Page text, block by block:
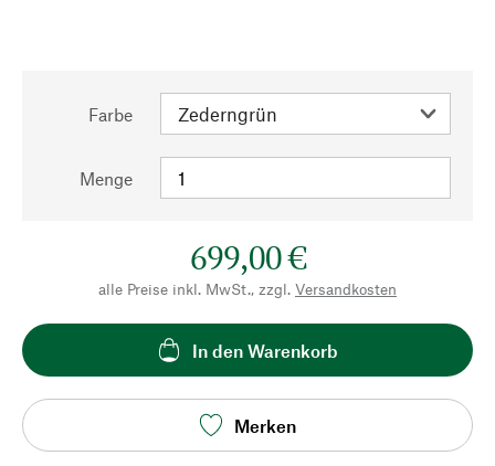
Farbe
Menge
699,00 €
alle Preise inkl. MwSt., zzgl. Versandkosten
In den Warenkorb
Merken